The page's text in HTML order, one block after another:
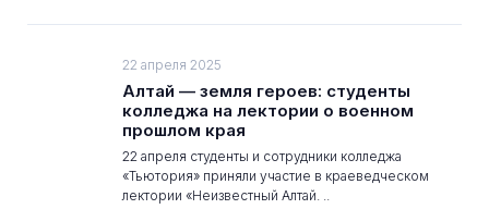
22 апреля 2025
Алтай — земля героев: студенты
колледжа на лектории о военном
прошлом края
22 апреля студенты и сотрудники колледжа
«Тьютория» приняли участие в краеведческом
лектории «Неизвестный Алтай. ..